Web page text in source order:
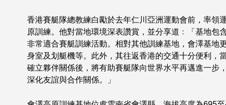
香港賽艇隊總教練白勵於去年仁川亞洲運動會前，率領
原訓練。他對當地環境深表讚賞，並分享道﹕「基地包
非常適合賽艇訓練活動。相對其他訓練基地，會澤基地
身室及划艇機等。此外，其往返香港的交通十分便利，
確立夥伴關係後，將有助賽艇隊向世界水平再邁進一步
深化友誼與合作關係。」